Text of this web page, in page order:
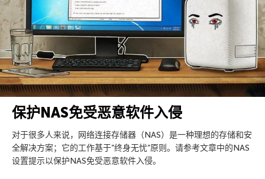
保护NAS免受恶意软件入侵
对于很多人来说，网络连接存储器（NAS）是一种理想的存储和安
全解决方案；它的工作基于”终身无忧”原则。请参考文章中的NAS
设置提示以保护NAS免受恶意软件入侵。